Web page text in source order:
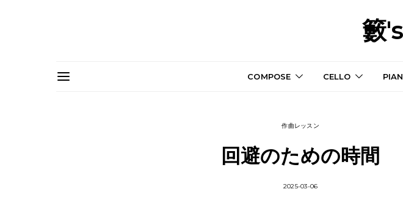
籔
COMPOSE CELLO
作曲レッスン
回避のための時間
2025-03-06